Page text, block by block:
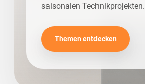
saisonalen Technikprojekten.
Themen entdecken